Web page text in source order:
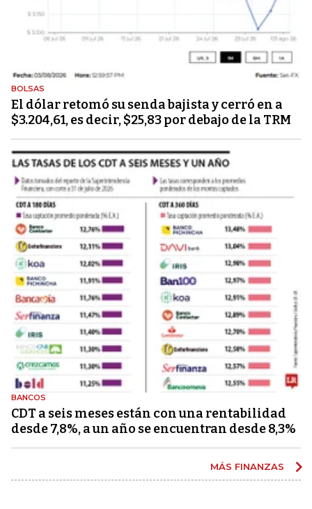
BOLSAS
El dólar retomó su senda bajista y cerró en a
$3.204,61, es decir, $25,83 por debajo de la TRM
BANCOS
CDT a seis meses están con una rentabilidad
desde 7,8%, a un año se encuentran desde 8,3%
MÁS FINANZAS